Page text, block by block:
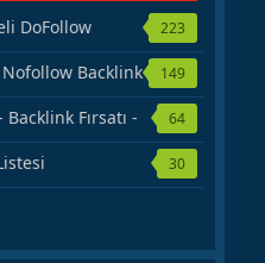
DoFollow
223
Backlink
149
Backlink Fırsatı -
64
30